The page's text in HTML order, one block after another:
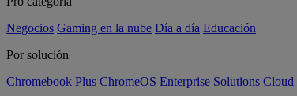
Negocios Gaming en la nube Día a día Educación
Por solución
Chromebook Plus ChromeOS Enterprise Solutions Cloud